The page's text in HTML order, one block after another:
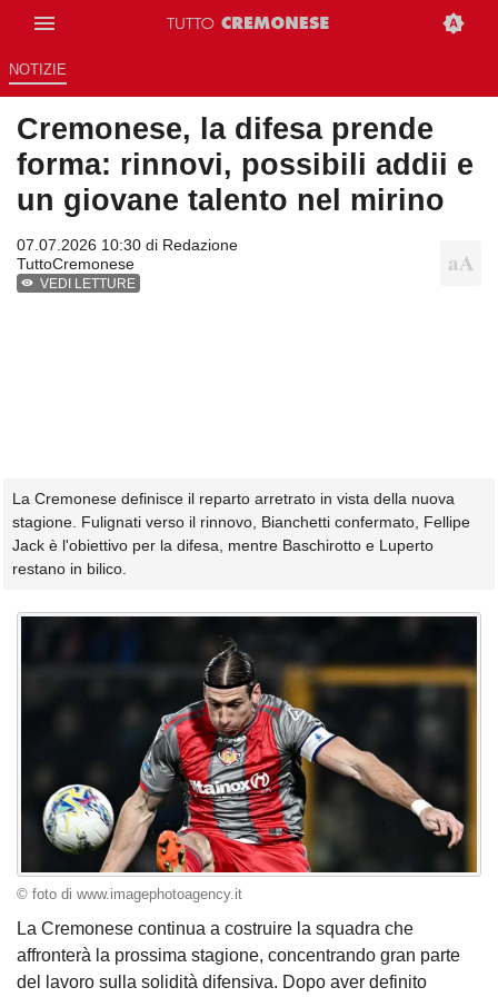
NOTIZIE
Cremonese, la difesa prende
forma: rinnovi, possibili addii e
un giovane talento nel mirino
07.07.2026 10:30 di Redazione
TuttoCremonese
VEDI LETTURE
La Cremonese definisce il reparto arretrato in vista della nuova
stagione. Fulignati verso il rinnovo, Bianchetti confermato, Fellipe
Jack è l'obiettivo per la difesa, mentre Baschirotto e Luperto
restano in bilico.
© foto di www.imagephotoagency.it
La Cremonese continua a costruire la squadra che
affronterà la prossima stagione, concentrando gran parte
del lavoro sulla solidità difensiva. Dopo aver definito